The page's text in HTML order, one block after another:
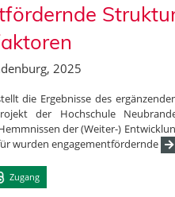
2025
die Ergebnisse des
der Hochschule
der (Weiter-)
wurden engagementfördernde
Zugang